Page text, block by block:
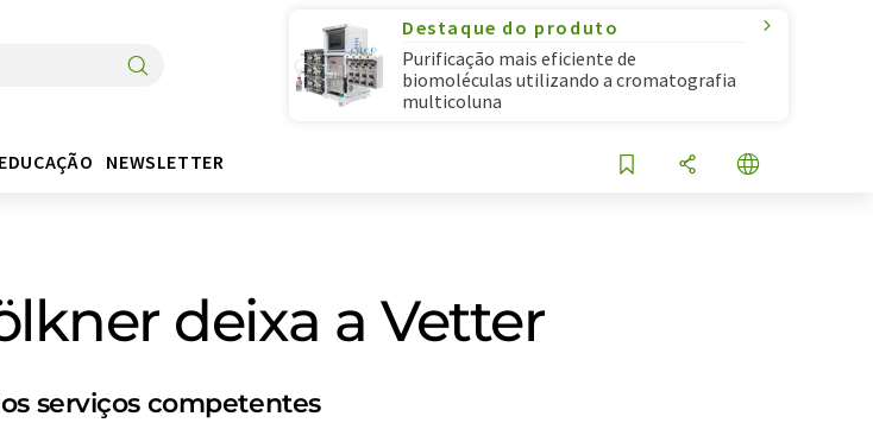
Destaque do produto
Purificação mais eficiente de
biomoléculas utilizando a cromatografia
multicoluna
NEWSLETTER
deixa a Vetter
serviços competentes